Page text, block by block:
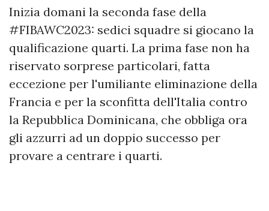
Inizia domani la seconda fase della
#FIBAWC2023: sedici squadre si giocano la
qualificazione quarti. La prima fase non ha
riservato sorprese particolari, fatta
eccezione per l'umiliante eliminazione della
Francia e per la sconfitta dell'Italia contro
la Repubblica Dominicana, che obbliga ora
gli azzurri ad un doppio successo per
provare a centrare i quarti.